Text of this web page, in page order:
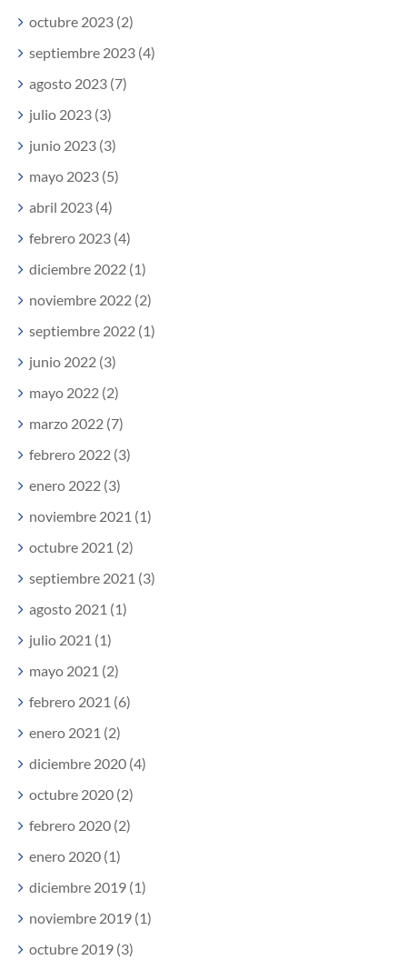
octubre 2023 (2)
septiembre 2023 (4)
agosto 2023 (7)
julio 2023 (3)
junio 2023 (3)
mayo 2023 (5)
abril 2023 (4)
febrero 2023 (4)
diciembre 2022 (1)
noviembre 2022 (2)
septiembre 2022 (1)
junio 2022 (3)
mayo 2022 (2)
marzo 2022 (7)
febrero 2022 (3)
enero 2022 (3)
noviembre 2021 (1)
octubre 2021 (2)
septiembre 2021 (3)
agosto 2021 (1)
julio 2021 (1)
mayo 2021 (2)
febrero 2021 (6)
enero 2021 (2)
diciembre 2020 (4)
octubre 2020 (2)
febrero 2020 (2)
enero 2020 (1)
diciembre 2019 (1)
noviembre 2019 (1)
octubre 2019 (3)